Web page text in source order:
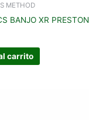
METHOD
BANJO XR PRESTON
carrito